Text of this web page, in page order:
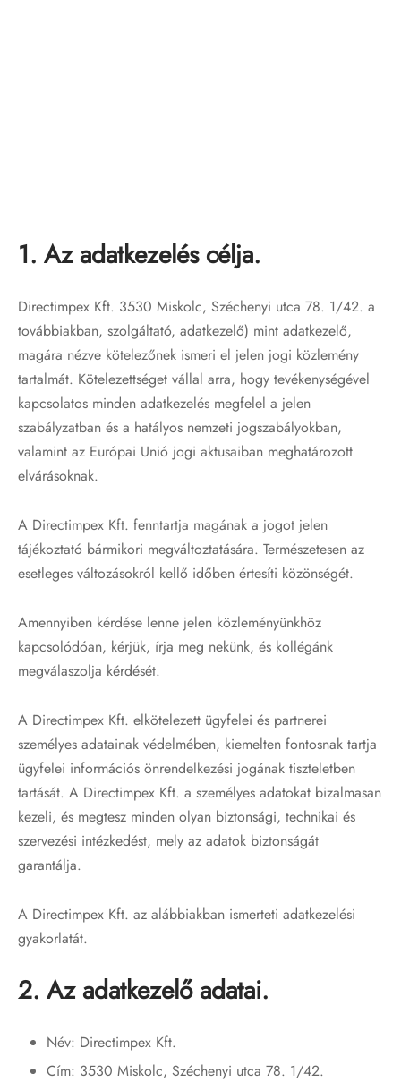
1. Az adatkezelés célja.
Directimpex Kft. 3530 Miskolc, Széchenyi utca 78. 1/42. a
továbbiakban, szolgáltató, adatkezelő) mint adatkezelő,
magára nézve kötelezőnek ismeri el jelen jogi közlemény
tartalmát. Kötelezettséget vállal arra, hogy tevékenységével
kapcsolatos minden adatkezelés megfelel a jelen
szabályzatban és a hatályos nemzeti jogszabályokban,
valamint az Európai Unió jogi aktusaiban meghatározott
elvárásoknak.
A Directimpex Kft. fenntartja magának a jogot jelen
tájékoztató bármikori megváltoztatására. Természetesen az
esetleges változásokról kellő időben értesíti közönségét.
Amennyiben kérdése lenne jelen közleményünkhöz
kapcsolódóan, kérjük, írja meg nekünk, és kollégánk
megválaszolja kérdését.
A Directimpex Kft. elkötelezett ügyfelei és partnerei
személyes adatainak védelmében, kiemelten fontosnak tartja
ügyfelei információs önrendelkezési jogának tiszteletben
tartását. A Directimpex Kft. a személyes adatokat bizalmasan
kezeli, és megtesz minden olyan biztonsági, technikai és
szervezési intézkedést, mely az adatok biztonságát
garantálja.
A Directimpex Kft. az alábbiakban ismerteti adatkezelési
gyakorlatát.
2. Az adatkezelő adatai.
Név: Directimpex Kft.
Cím: 3530 Miskolc, Széchenyi utca 78. 1/42.